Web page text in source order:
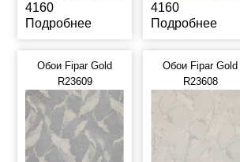
4160
Подробнее
4160
Подробнее
Обои Fipar Gold
R23609
Обои Fipar Gold
R23608